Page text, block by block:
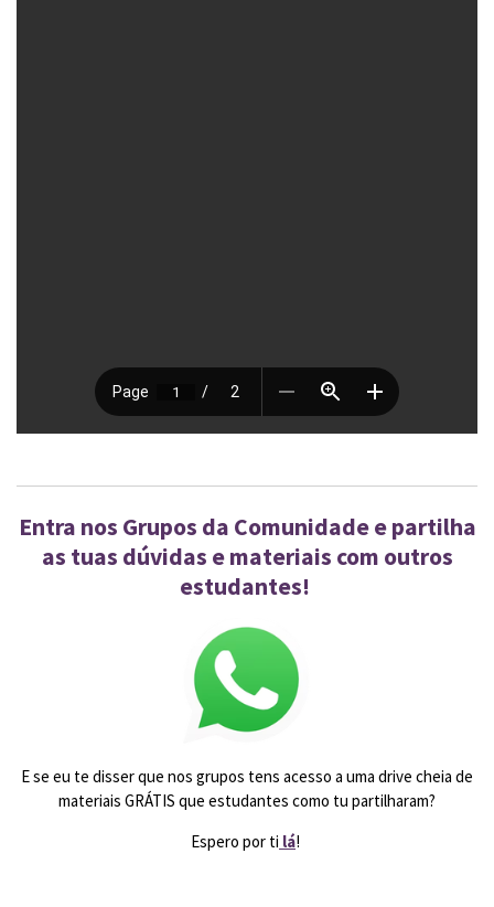
Entra nos Grupos da Comunidade e partilha
as tuas dúvidas e materiais com outros
estudantes!
E se eu te disser que nos grupos tens acesso a uma drive cheia de
materiais GRÁTIS que estudantes como tu partilharam?
Espero por ti lá!